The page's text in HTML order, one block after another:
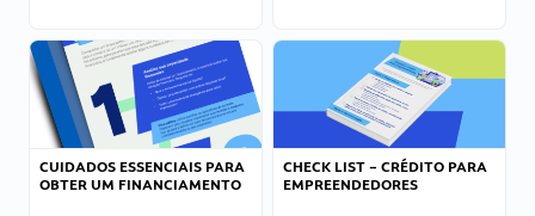
CUIDADOS ESSENCIAIS PARA
OBTER UM FINANCIAMENTO
CHECK LIST – CRÉDITO PARA
EMPREENDEDORES